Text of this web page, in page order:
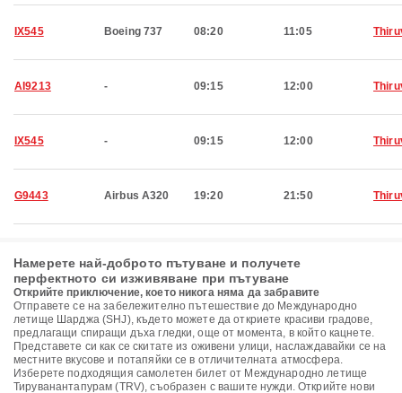
IX545 Boeing 737 08:20 11:05
AI9213 - 09:15 12:00
IX545 - 09:15 12:00
G9443 Airbus A320 19:20 21:50
Намерете най-доброто пътуване и получете
перфектното си изживяване при пътуване
Открийте приключение, което никога няма да забравите
Отправете се на забележително пътешествие до Международно
летище Шарджа (SHJ), където можете да откриете красиви градове,
предлагащи спиращи дъха гледки, още от момента, в който кацнете.
Представете си как се скитате из оживени улици, наслаждавайки се на
местните вкусове и потапяйки се в отличителната атмосфера.
Изберете подходящия самолетен билет от Международно летище
Тируванантапурам (TRV), съобразен с вашите нужди. Открийте нови